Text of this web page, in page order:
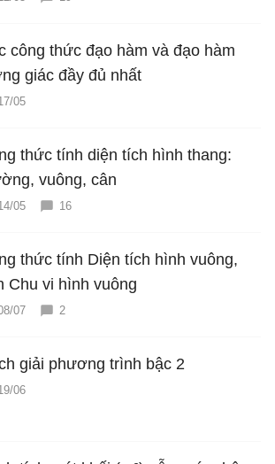
công thức đạo hàm và đạo hàm
giác đầy đủ nhất
05
thức tính diện tích hình thang:
vuông, cân
05 16
thức tính Diện tích hình vuông,
Chu vi hình vuông
07 2
giải phương trình bậc 2
06